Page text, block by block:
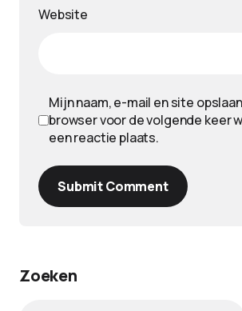
Website
Mijn naam, e-mail en site
browser voor de volgende keer
een reactie plaats.
Submit Comment
Zoeken